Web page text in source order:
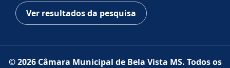
Ver resultados da pesquisa
© 2026 Câmara Municipal de Bela Vista MS. Todos os